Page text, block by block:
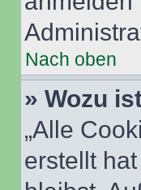
Nach oben
» Wozu
„Alle
erstellt